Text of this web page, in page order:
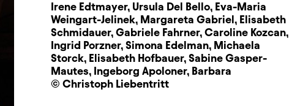
Irene Edtmayer, Ursula Del Bello, Eva-Maria
Weingart-Jelinek, Margareta Gabriel, Elisabeth
Schmidauer, Gabriele Fahrner, Caroline Kozcan,
Ingrid Porzner, Simona Edelman, Michaela
Storck, Elisabeth Hofbauer, Sabine Gasper-
Mautes, Ingeborg Apoloner, Barbara
© Christoph Liebentritt